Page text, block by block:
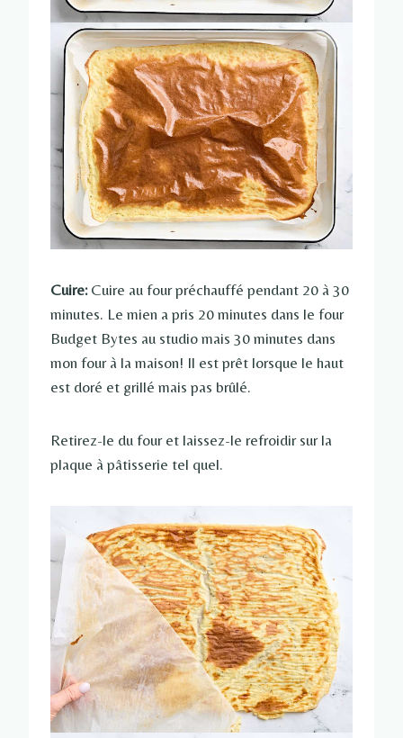
Cuire: Cuire au four préchauffé pendant 20 à 30
minutes. Le mien a pris 20 minutes dans le four
Budget Bytes au studio mais 30 minutes dans
mon four à la maison! Il est prêt lorsque le haut
est doré et grillé mais pas brûlé.
Retirez-le du four et laissez-le refroidir sur la
plaque à pâtisserie tel quel.